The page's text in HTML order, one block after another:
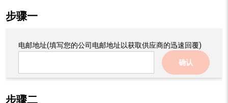
步骤一
电邮地址(填写您的公司电邮地址以获取供应商的迅速回覆)
确认
步骤二